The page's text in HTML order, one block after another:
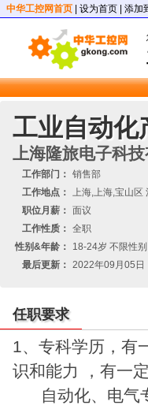
中华工控网首页 设为首页 添加
工业自动化
上海隆旅电子科技
工作部门： 销售部
工作地点： 上海,上海,宝山区
职位月薪： 面议
工作性质： 全职
性别&年龄：
18-24岁 不限性别
最后更新： 2022年09月05日
任职要求
1、专科学历，有
识和能力 ，有一
自动化、电气